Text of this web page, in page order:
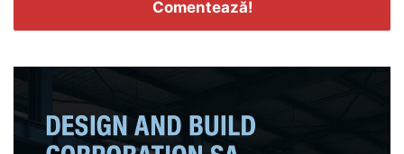
Comentează!